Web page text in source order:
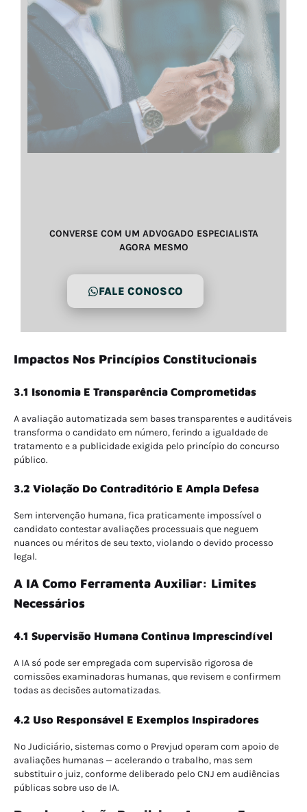
CONVERSE COM UM ADVOGADO ESPECIALISTA
AGORA MESMO
FALE CONOSCO
Impactos Nos Princípios Constitucionais
3.1 Isonomia E Transparência Comprometidas
A avaliação automatizada sem bases transparentes e auditáveis
transforma o candidato em número, ferindo a igualdade de
tratamento e a publicidade exigida pelo princípio do concurso
público.
3.2 Violação Do Contraditório E Ampla Defesa
Sem intervenção humana, fica praticamente impossível o
candidato contestar avaliações processuais que neguem
nuances ou méritos de seu texto, violando o devido processo
legal.
A IA Como Ferramenta Auxiliar: Limites
Necessários
4.1 Supervisão Humana Continua Imprescindível
A IA só pode ser empregada com supervisão rigorosa de
comissões examinadoras humanas, que revisem e confirmem
todas as decisões automatizadas.
4.2 Uso Responsável E Exemplos Inspiradores
No Judiciário, sistemas como o Prevjud operam com apoio de
avaliações humanas — acelerando o trabalho, mas sem
substituir o juiz, conforme deliberado pelo CNJ em audiências
públicas sobre uso de IA.